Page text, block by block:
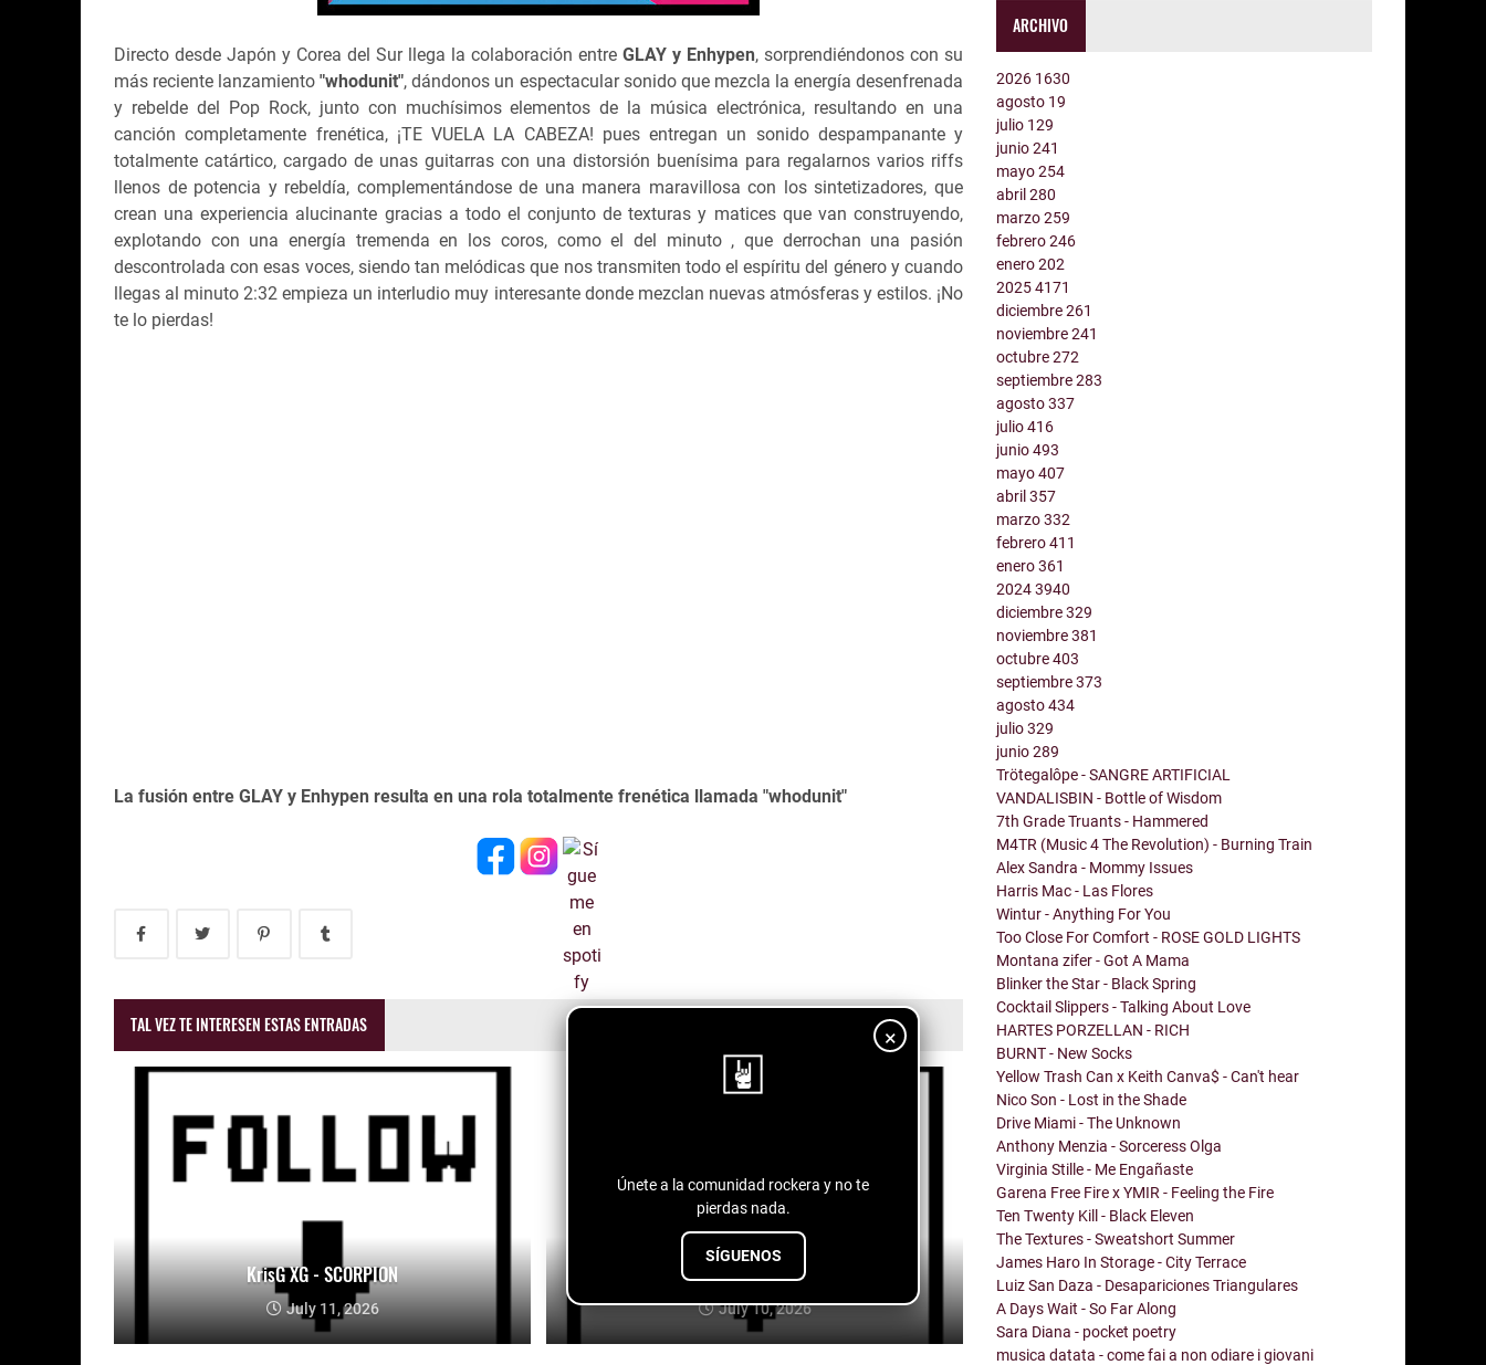
×
Únete a la comunidad rockera y no te
pierdas nada.
SÍGUENOS
Directo desde Japón y Corea del Sur llega la colaboración entre GLAY y Enhypen, sorprendiéndonos con su
más reciente lanzamiento"whodunit", dándonos un espectacular sonido que mezcla la energía desenfrenada
y rebelde del Pop Rock, junto con muchísimos elementos de la música electrónica, resultando en una
canción completamente frenética, ¡TE VUELA LA CABEZA! pues entregan un sonido despampanante y
totalmente catártico, cargado de unas guitarras con una distorsión buenísima para regalarnos varios riffs
llenos de potencia y rebeldía, complementándose de una manera maravillosa con los sintetizadores, que
crean una experiencia alucinante gracias a todo el conjunto de texturas y matices que van construyendo,
explotando con una energía tremenda en los coros, como el del minuto , que derrochan una pasión
descontrolada con esas voces, siendo tan melódicas que nos transmiten todo el espíritu del género y cuando
llegas al minuto 2:32 empieza un interludio muy interesante donde mezclan nuevas atmósferas y estilos. ¡No
te lo pierdas!
La fusión entre GLAY y Enhypen resulta en una rola totalmente frenética llamada "whodunit"
TAL VEZ TE INTERESEN ESTAS ENTRADAS
KrisG XG - SCORPION
July 11, 2026
B-Rad - Drivin' Up To Georgia
July 10, 2026
ARCHIVO
2026 1630
agosto 19
julio 129
junio241
mayo254
abril280
marzo259
febrero246
enero202
20254171
diciembre261
noviembre241
octubre272
septiembre283
agosto337
julio416
junio493
mayo407
abril357
marzo332
febrero411
enero361
20243940
diciembre329
noviembre381
octubre403
septiembre373
agosto434
julio329
junio289
Trötegalôpe - SANGRE ARTIFICIAL
VANDALISBIN - Bottle of Wisdom
7th Grade Truants - Hammered
M4TR (Music 4 The Revolution) - Burning Train
Alex Sandra - Mommy Issues
Harris Mac - Las Flores
Wintur - Anything For You
Too Close For Comfort - ROSE GOLD LIGHTS
Montana zifer - Got A Mama
Blinker the Star - Black Spring
Cocktail Slippers - Talking About Love
HARTES PORZELLAN - RICH
BURNT - New Socks
Yellow Trash Can x Keith Canva$ - Can't hear
Nico Son - Lost in the Shade
Drive Miami - The Unknown
Anthony Menzia - Sorceress Olga
Virginia Stille - Me Engañaste
Garena Free Fire x YMIR - Feeling the Fire
Ten Twenty Kill - Black Eleven
The Textures - Sweatshort Summer
James Haro In Storage - City Terrace
Luiz San Daza - Desapariciones Triangulares
A Days Wait - So Far Along
Sara Diana - pocket poetry
musica datata - come fai a non odiare i giovani